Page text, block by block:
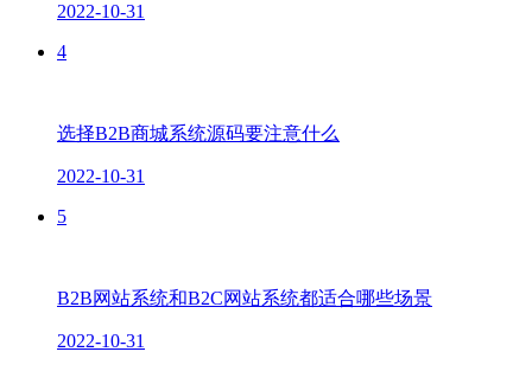
2022-10-31
4
选择B2B商城系统源码要注意什么
2022-10-31
5
B2B网站系统和B2C网站系统都适合哪些场景
2022-10-31